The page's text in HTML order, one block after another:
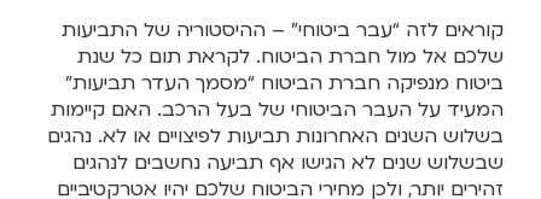
קוראים לזה “עבר ביטוחי” – ההיסטוריה של התביעות
שלכם אל מול חברת הביטוח. לקראת תום כל שנת
ביטוח מנפיקה חברת הביטוח “מסמך העדר תביעות”
המעיד על העבר הביטוחי של בעל הרכב. האם קיימות
בשלוש השנים האחרונות תביעות לפיצויים או לא. נהגים
שבשלוש שנים לא הגישו אף תביעה נחשבים לנהגים
זהירים יותר, ולכן מחירי הביטוח שלכם יהיו אטרקטיביים